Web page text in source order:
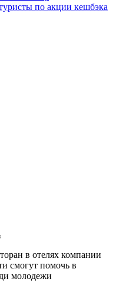
по акции кешбэка
в отелях компании
смогут помочь в
молодежи